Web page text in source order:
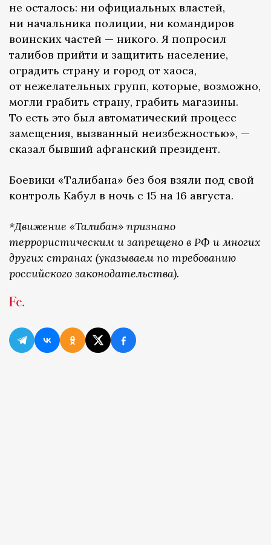
не осталось: ни официальных властей,
ни начальника полиции, ни командиров
воинских частей — никого. Я попросил
талибов прийти и защитить население,
оградить страну и город от хаоса,
от нежелательных групп, которые, возможно,
могли грабить страну, грабить магазины.
То есть это был автоматический процесс
замещения, вызванный неизбежностью», —
сказал бывший афганский президент.
Боевики «Талибана» без боя взяли под свой
контроль Кабул в ночь с 15 на 16 августа.
*Движение «Талибан» признано
террористическим и запрещено в РФ и многих
других странах (указываем по требованию
российского законодательства).